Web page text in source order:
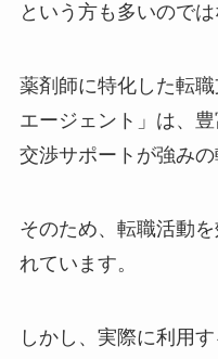
という方も多いので
薬剤師に特化した転
エージェント」は、
交渉サポートが強みの
そのため、転職活動
れています。
しかし、実際に利用